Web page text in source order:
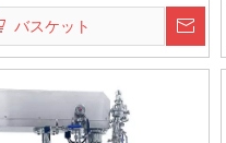
バスケット